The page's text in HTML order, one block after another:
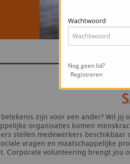
zijn voor een ander? Wil jij
organisaties komen
stellen medewerkers
vragen en maatschappelijke
Corporate volunteering brengt jou
Wachtwoord
Nog geen lid?
Registreren